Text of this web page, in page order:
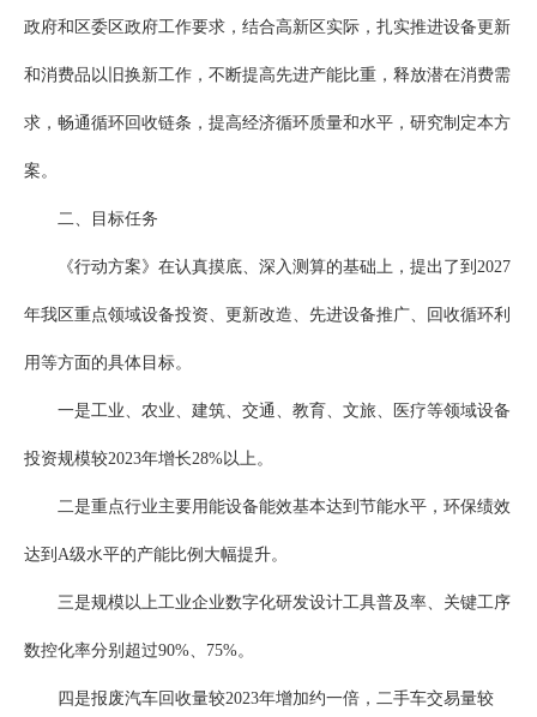
政府和区委区政府工作要求，结合高新区实际，扎实推进设备更新
和消费品以旧换新工作，不断提高先进产能比重，释放潜在消费需
求，畅通循环回收链条，提高经济循环质量和水平，研究制定本方
案。
二、目标任务
《行动方案》在认真摸底、深入测算的基础上，提出了到2027
年我区重点领域设备投资、更新改造、先进设备推广、回收循环利
用等方面的具体目标。
一是工业、农业、建筑、交通、教育、文旅、医疗等领域设备
投资规模较2023年增长28%以上。
二是重点行业主要用能设备能效基本达到节能水平，环保绩效
达到A级水平的产能比例大幅提升。
三是规模以上工业企业数字化研发设计工具普及率、关键工序
数控化率分别超过90%、75%。
四是报废汽车回收量较2023年增加约一倍，二手车交易量较